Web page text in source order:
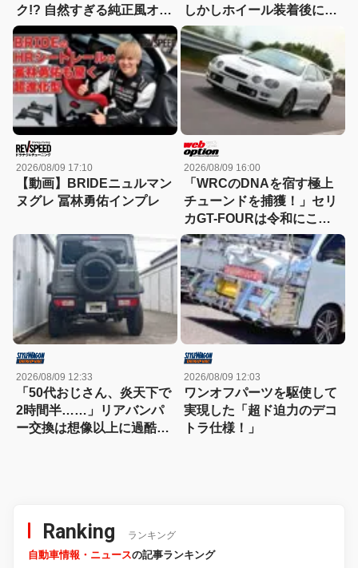
ク!? 自然すぎる純正風オバ
フェンとキャンディレッド
の目元で魅せるRB1オデッ
セイが凄すぎる！
しかしホイール装着後にリ
アアームを投入した結果、
ツラ具合があまくなってし
まうという事態に！
2026/08/09 17:10
【動画】BRIDEニュルマン
ヌグレ 冨林勇佑インプレ
2026/08/09 16:00
「WRCのDNAを宿す極上
チューンドを捕獲！」セリ
カGT-FOURは令和にこそ
刺さる逸材だ
2026/08/09 12:33
「50代おじさん、炎天下で
2時間半……」リアバンパ
ー交換は想像以上に過酷だ
2026/08/09 12:03
ワンオフパーツを駆使して
実現した「超ド迫力のデコ
トラ仕様！」
Ranking ランキング
自動車情報・ニュースの記事ランキング